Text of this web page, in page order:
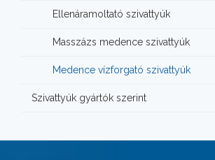
Ellenáramoltató szivattyúk
Masszázs medence szivattyúk
Medence vízforgató szivattyúk
Szivattyúk gyártók szerint